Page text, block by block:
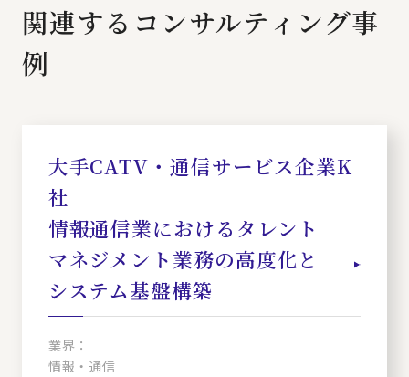
関連するコンサルティング事
例
大手CATV・通信サービス企業K
社
情報通信業におけるタレント
マネジメント業務の高度化と
システム基盤構築
業界：
情報・通信